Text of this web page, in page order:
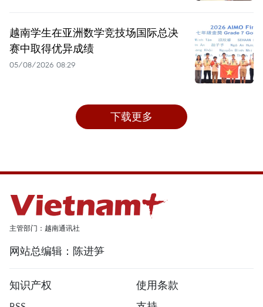
越南学生在亚洲数学竞技场国际总决
赛中取得优异成绩
05/08/2026 08:29
下载更多
主管部门：越南通讯社
网站总编辑：陈进笋
知识产权
使用条款